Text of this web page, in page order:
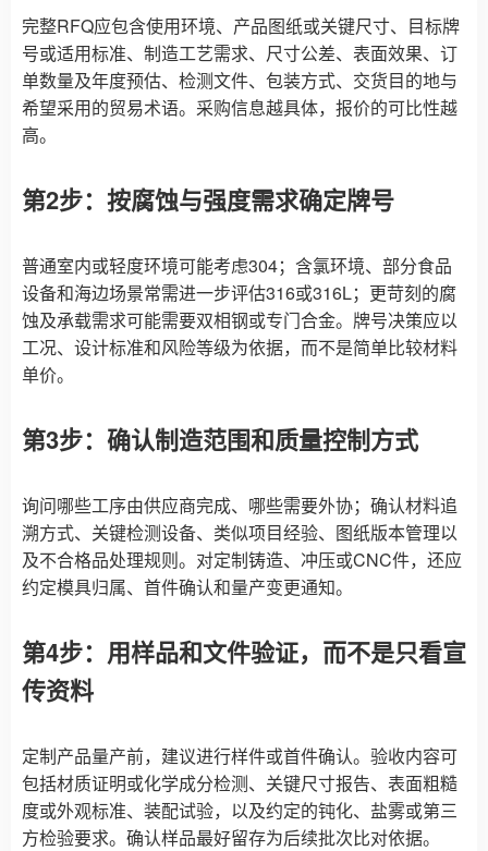
完整RFQ应包含使用环境、产品图纸或关键尺寸、目标牌
号或适用标准、制造工艺需求、尺寸公差、表面效果、订
单数量及年度预估、检测文件、包装方式、交货目的地与
希望采用的贸易术语。采购信息越具体，报价的可比性越
高。
第2步：按腐蚀与强度需求确定牌号
普通室内或轻度环境可能考虑304；含氯环境、部分食品
设备和海边场景常需进一步评估316或316L；更苛刻的腐
蚀及承载需求可能需要双相钢或专门合金。牌号决策应以
工况、设计标准和风险等级为依据，而不是简单比较材料
单价。
第3步：确认制造范围和质量控制方式
询问哪些工序由供应商完成、哪些需要外协；确认材料追
溯方式、关键检测设备、类似项目经验、图纸版本管理以
及不合格品处理规则。对定制铸造、冲压或CNC件，还应
约定模具归属、首件确认和量产变更通知。
第4步：用样品和文件验证，而不是只看宣
传资料
定制产品量产前，建议进行样件或首件确认。验收内容可
包括材质证明或化学成分检测、关键尺寸报告、表面粗糙
度或外观标准、装配试验，以及约定的钝化、盐雾或第三
方检验要求。确认样品最好留存为后续批次比对依据。